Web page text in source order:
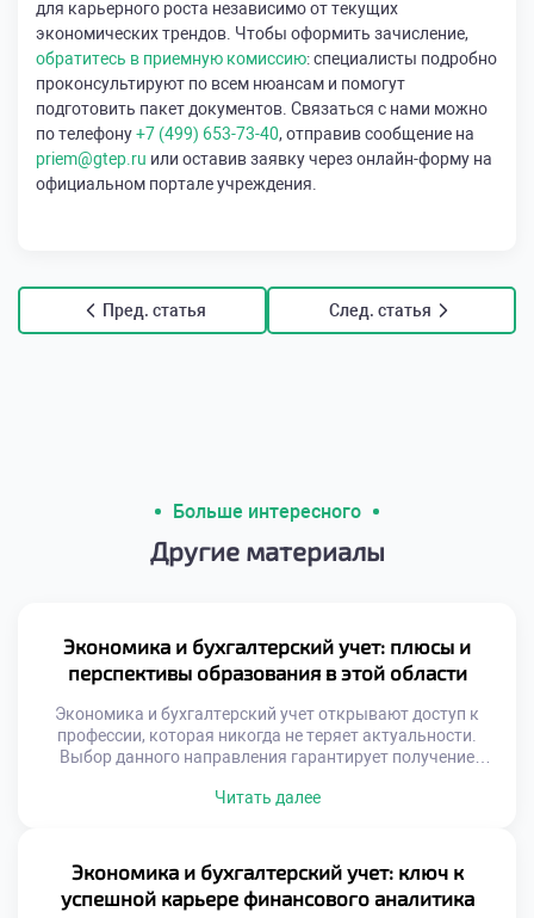
для карьерного роста независимо от текущих
экономических трендов. Чтобы оформить зачисление,
обратитесь в приемную комиссию: специалисты подробно
проконсультируют по всем нюансам и помогут
подготовить пакет документов. Связаться с нами можно
по телефону+7 (499) 653-73-40, отправив сообщение на
priem@gtep.ru или оставив заявку через онлайн-форму на
официальном портале учреждения.
Пред. статья След. статья
Больше интересного
Другие материалы
Экономика и бухгалтерский учет: плюсы и
перспективы образования в этой области
Экономика и бухгалтерский учет открывают доступ к
профессии, которая никогда не теряет актуальности.
Выбор данного направления гарантирует получение
рынка. Абитуриенты часто ищут специальность с
абстрактным понятием и превращается в рабочий
инструмент. Вы учитесь говорить на универсальном
языке […]
Читать далее
Экономика и бухгалтерский учет: ключ к
успешной карьере финансового аналитика